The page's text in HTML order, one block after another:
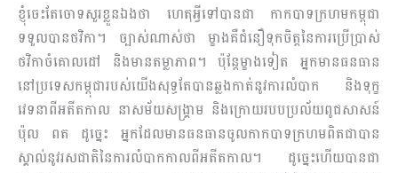
ខ្ញុំចេះតែចោទសួរខ្លួនឯងថា ហេតុអ្វីទៅបានជា កាកបាទក្រហមកម្ពុជា
ទទួលបានថវិកា។ ច្បាស់ណាស់ថា ម្ខាងគឺជំ​នឿ​ទុក​ចិត្តនៃការប្រើប្រាស់
ថវិកាចំគោលដៅ និងមានតម្លាភាព។ ប៉ុន្តែម្ខាងទៀត អ្នកមានធនធាន
នៅប្រ​ទេសកម្ពុជារបស់យើងសុទ្ធតែបានឆ្លងកាត់នូវការលំបាក និងទុក្ខ
វេទនាពីអតីតកាល នាសម័យសង្រ្គាម និងក្រោយរបបប្រល័យពូជសាសន៍
ប៉ុល ពត ដូច្នេះ អ្នកដែលមានធនធានចូលកាកបាទក្រហមពិតជាបាន
ស្គាល់នូវរសជាតិនៃការលំបាកកាលពីអតីតកាល។ ដូច្នេះហើយបានជា